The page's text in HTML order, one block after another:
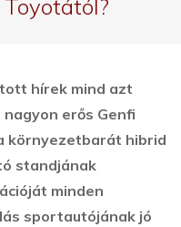
hírek mind azt
erős Genfi
környezetbarát hibrid
standjának
minden
sportautójának jó